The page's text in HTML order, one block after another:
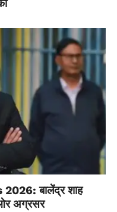
बालेंद्र शाह
ओर अग्रसर